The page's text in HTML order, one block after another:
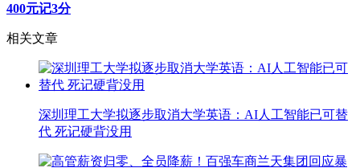
400元记3分
相关文章
深圳理工大学拟逐步取消大学英语：AI人工智能已可替
代 死记硬背没用